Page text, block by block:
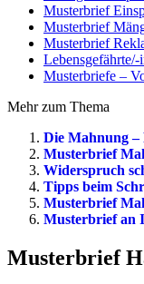
Musterbrief
Musterbrief
Musterbrief
Musterbriefe –
Mehr zum Thema
Die Mahnung –
Musterbrief
Widerspruch
Tipps beim
Musterbrief
Musterbrief an
Musterbrief